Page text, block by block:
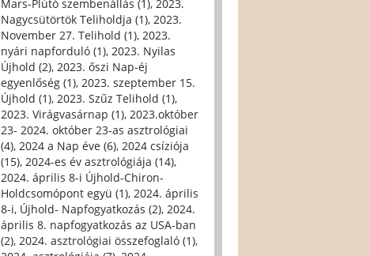
Mars-Plútó szembenállás (1), 2023.
Nagycsütörtök Teliholdja (1), 2023.
November 27. Telihold (1), 2023.
nyári napforduló (1), 2023. Nyilas
Újhold (2), 2023. őszi Nap-éj
egyenlőség (1), 2023. szeptember 15.
Újhold (1), 2023. Szűz Telihold (1),
2023. Virágvasárnap (1), 2023.október
23- 2024. október 23-as asztrológiai
(4), 2024 a Nap éve (6), 2024 csíziója
(15), 2024-es év asztrológiája (14),
2024. április 8-i Újhold-Chiron-
Holdcsomópont együ (1), 2024. április
8-i, Újhold- Napfogyatkozás (2), 2024.
április 8. napfogyatkozás az USA-ban
(2), 2024. asztrológiai összefoglaló (1),